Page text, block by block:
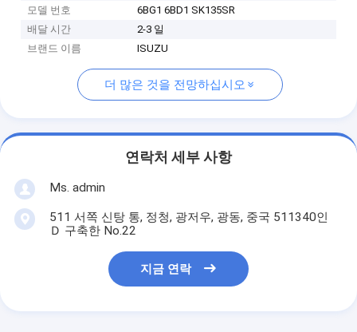
모델 번호
6BG1 6BD1 SK135SR
배달 시간
2-3 일
브랜드 이름
ISUZU
더 많은 것을 전망하십시오
연락처 세부 사항
Ms. admin
511 서쪽 신탕 통, 정청, 광저우, 광동, 중국 511340인
Ｄ 구축한 No.22
지금 연락